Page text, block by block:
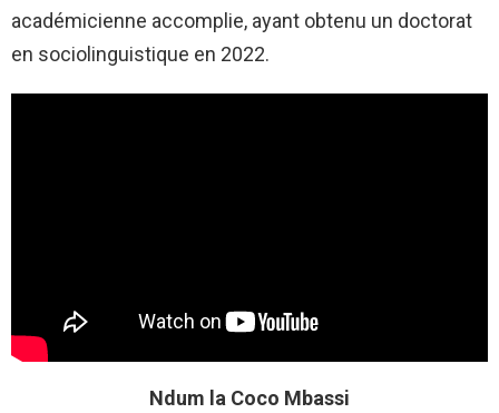
académicienne accomplie, ayant obtenu un doctorat
en sociolinguistique en 2022.
Ndum la Coco Mbassi